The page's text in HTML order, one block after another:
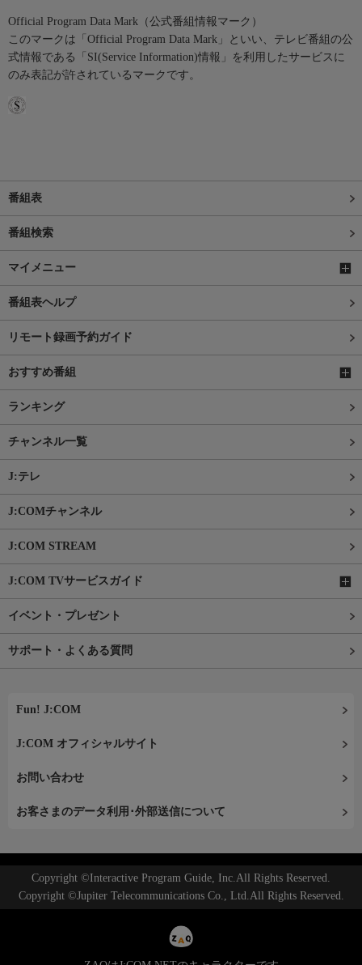
Official Program Data Mark（公式番組情報マーク）
このマークは「Official Program Data Mark」といい、テレビ番組の公
式情報である「SI(Service Information)情報」を利用したサービスに
のみ表記が許されているマークです。
番組表
番組検索
マイメニュー
番組表ヘルプ
リモート録画予約ガイド
おすすめ番組
ランキング
チャンネル一覧
J:テレ
J:COMチャンネル
J:COM STREAM
J:COM TVサービスガイド
イベント・プレゼント
サポート・よくある質問
Fun! J:COM
J:COM オフィシャルサイト
お問い合わせ
お客さまのデータ利用･外部送信について
Copyright ©Interactive Program Guide, Inc.All Rights Reserved.
Copyright ©Jupiter Telecommunications Co., Ltd.All Rights Reserved.